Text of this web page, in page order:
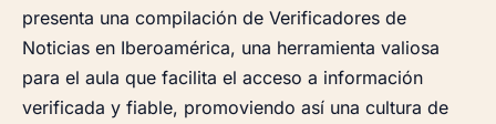
presenta una compilación de Verificadores de
Noticias en Iberoamérica, una herramienta valiosa
para el aula que facilita el acceso a información
verificada y fiable, promoviendo así una cultura de